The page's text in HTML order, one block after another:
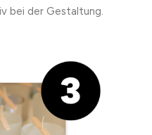
bei der Gestaltung.